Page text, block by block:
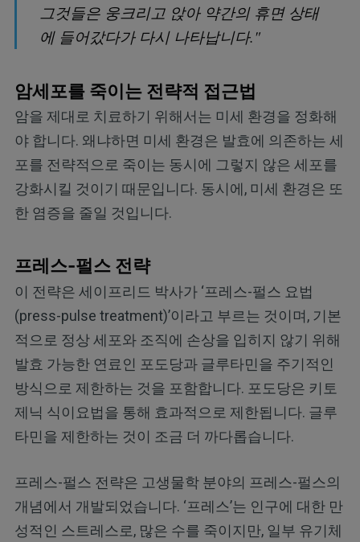
그것들은 웅크리고 앉아 약간의 휴면 상태
에 들어갔다가 다시 나타납니다."
암세포를 죽이는 전략적 접근법
암을 제대로 치료하기 위해서는 미세 환경을 정화해
야 합니다. 왜냐하면 미세 환경은 발효에 의존하는 세
포를 전략적으로 죽이는 동시에 그렇지 않은 세포를
강화시킬 것이기 때문입니다. 동시에, 미세 환경은 또
한 염증을 줄일 것입니다.
프레스-펄스 전략
이 전략은 세이프리드 박사가 ‘프레스-펄스 요법
(press-pulse treatment)’이라고 부르는 것이며, 기본
적으로 정상 세포와 조직에 손상을 입히지 않기 위해
발효 가능한 연료인 포도당과 글루타민을 주기적인
방식으로 제한하는 것을 포함합니다. 포도당은 키토
제닉 식이요법을 통해 효과적으로 제한됩니다. 글루
타민을 제한하는 것이 조금 더 까다롭습니다.
프레스-펄스 전략은 고생물학 분야의 프레스-펄스의
개념에서 개발되었습니다. ‘프레스’는 인구에 대한 만
성적인 스트레스로, 많은 수를 죽이지만, 일부 유기체